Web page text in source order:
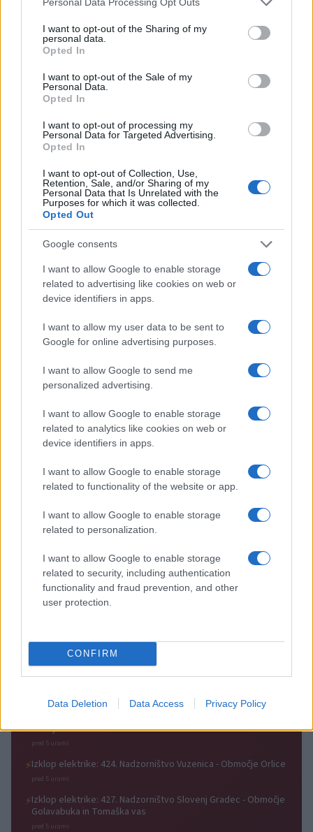
not limited to your visit or usage behaviour. You may click to
grant or deny consent to Google and its third-party tags to
use your data for below specified purposes in below Google
consent section.
I want to opt-out of the Sharing of my
personal data.
Opted In
I want to opt-out of the Sale of my
Personal Data.
Opted In
I want to opt-out of processing my
Personal Data for Targeted Advertising.
Opted In
I want to opt-out of Collection, Use,
Retention, Sale, and/or Sharing of my
Personal Data that Is Unrelated with the
Purposes for which it was collected.
Opted Out
Google consents
I want to allow Google to enable storage
related to advertising like cookies on web or
device identifiers in apps.
I want to allow my user data to be sent to
Google for online advertising purposes.
I want to allow Google to send me
personalized advertising.
I want to allow Google to enable storage
related to analytics like cookies on web or
device identifiers in apps.
I want to allow Google to enable storage
related to functionality of the website or app.
I want to allow Google to enable storage
related to personalization.
I want to allow Google to enable storage
related to security, including authentication
functionality and fraud prevention, and other
user protection.
CONFIRM
Data Deletion Data Access Privacy Policy
Več iz kraja Slovenj Gradec
Koncert skupine Delta Riff na
Festivalu SHOTS prestavljen na
Avgust v Kinu Kulturnega doma
počitniški kino
Freestyle navdušuje s poletno
Vlom v hišo pri Slovenj Gradcu,
lastniki ostali brez orodja in
modema
Več iz kategorije Novice
Plohe in nevihte bodo do
večera zajele večji del države
V Črni na Koroškem se začenja
Koncert skupine Delta Riff na
Festivalu SHOTS prestavljen na
Slovenj Gradec: Filmske
premiere, napete zgodbe in
počitniški kino
Obvestila
pred 5 urami
⚡Izklop elektrike: 425. Nadzorništvo Vuzenica - Območje
Vuhred
Prisoje
pred 5 urami
⚡Izklop elektrike: 424. Nadzorništvo Vuzenica - Območje Orlice
pred 5 urami
⚡Izklop elektrike: 427. Nadzorništvo Slovenj Gradec - Območje
Golavabuka in Tomaška vas
pred 5 urami